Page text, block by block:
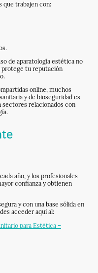
que trabajen con:
de aparatología estética no
protege tu reputación
online, muchos
y de bioseguridad es
sectores relacionados con
año, y los profesionales
confianza y obtienen
y con una base sólida en
acceder aquí al:
para Estética –